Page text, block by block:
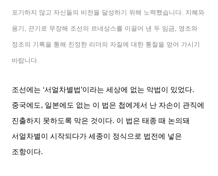
포기하지 않고 자신들의 비전을 달성하기 위해 노력했습니다 지혜와
용기 끈기로 무장해 조선의 르네상스를 이끌어 낸 두 임금 영조와
정조의 기록을 통해 진정한 리더의 자질에 대한 통찰을 얻어 가시기
바랍니다
조선에는 ‘서얼차별법’이라는 세상에 없는 악법이 있었다.
중국에도, 일본에도 없는 이 법은 첩에게서 난 자손이 관직에
진출하지 못하도록 막은 것이다. 이 법은 태종 때 논의돼
서얼차별이 시작되다가 세종이 정식으로 법전에 넣은
조항이다.